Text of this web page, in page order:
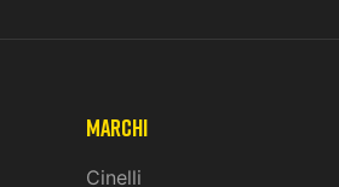
marchi
Cinelli